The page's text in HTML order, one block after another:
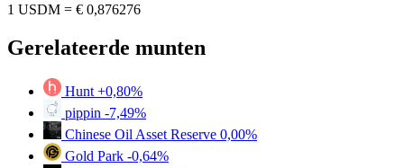
1 USDM = € 0,876276
Gerelateerde munten
Hunt +0,80%
pippin -7,49%
Chinese Oil Asset Reserve 0,00%
Gold Park -0,64%